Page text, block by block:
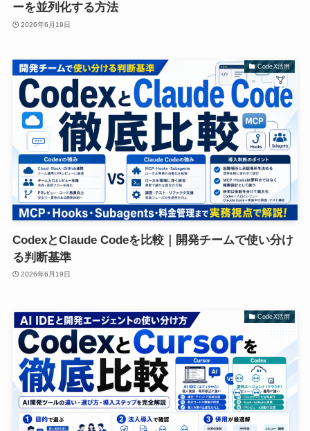
ーを並列化する方法
2026年6月19日
CodeX活用
CodexとClaude Codeを比較｜開発チームで使い分け
る判断基準
2026年6月19日
CodeX活用